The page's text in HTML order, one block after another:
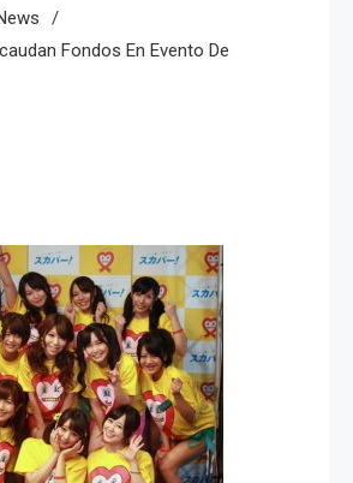
Fondos En Evento De